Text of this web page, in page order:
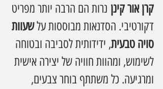
קרן אור קינן נרות הם הרבה יותר מפריט
דקורטיבי. הסדנאות מבוססות על שעוות
סויה טבעית, ידידותית לסביבה ובטוחה
לשימוש, ומהוות חוויה של יצירה אישית
ומרגיעה. כל משתתף בוחר צבעים,